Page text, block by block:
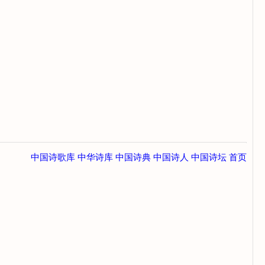
中国诗歌库 中华诗库 中国诗典 中国诗人 中国诗坛 首页